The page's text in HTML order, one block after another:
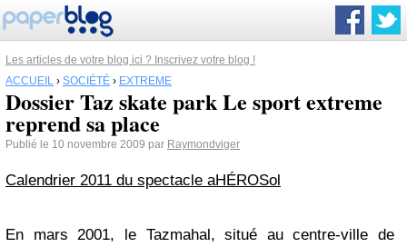
Les articles de votre blog ici ? Inscrivez votre blog !
ACCUEIL › SOCIÉTÉ › EXTREME
Dossier Taz skate park Le sport extreme
reprend sa place
Publié le 10 novembre 2009 par Raymondviger
Calendrier 2011 du spectacle aHÉROSol
En mars 2001, le Tazmahal, situé au centre-ville de